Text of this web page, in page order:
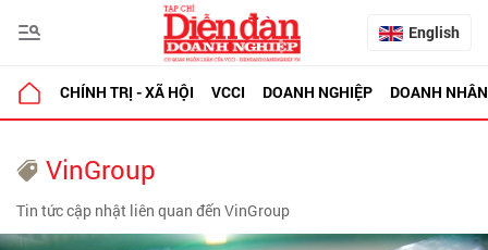
English
CHÍNH TRỊ - XÃ HỘI VCCI DOANH NGHIỆP DOANH NHÂN
VinGroup
Tin tức cập nhật liên quan đến VinGroup